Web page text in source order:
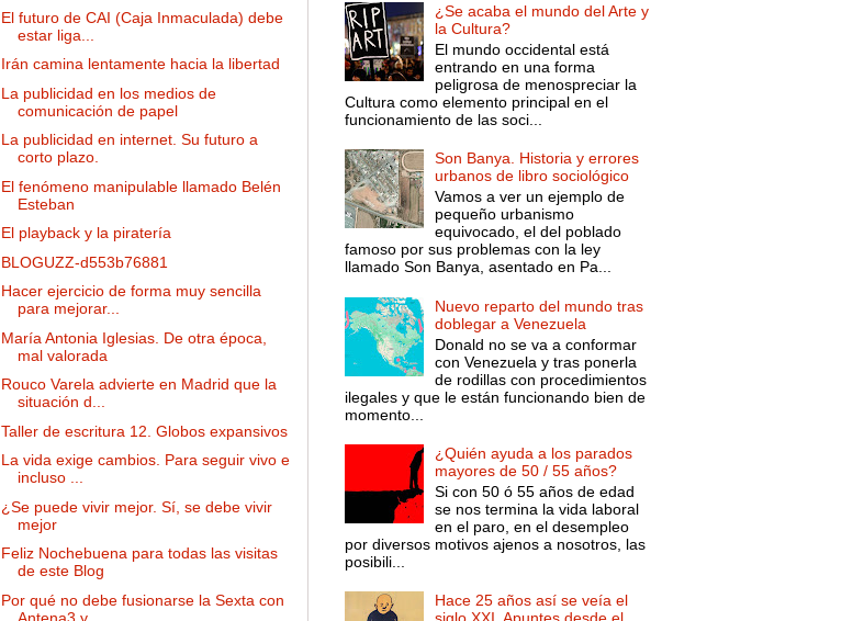
El futuro de CAI (Caja Inmaculada) debe
estar liga...
Irán camina lentamente hacia la libertad
La publicidad en los medios de
comunicación de papel
La publicidad en internet. Su futuro a
corto plazo.
El fenómeno manipulable llamado Belén
Esteban
El playback y la piratería
BLOGUZZ-d553b76881
Hacer ejercicio de forma muy sencilla
para mejorar...
María Antonia Iglesias. De otra época,
mal valorada
Rouco Varela advierte en Madrid que la
situación d...
Taller de escritura 12. Globos expansivos
La vida exige cambios. Para seguir vivo e
incluso ...
¿Se puede vivir mejor. Sí, se debe vivir
mejor
Feliz Nochebuena para todas las visitas
de este Blog
Por qué no debe fusionarse la Sexta con
Antena3 y ...
¿Se acaba el mundo del Arte y
la Cultura?
El mundo occidental está
entrando en una forma
peligrosa de menospreciar la
Cultura como elemento principal en el
funcionamiento de las soci...
Son Banya. Historia y errores
urbanos de libro sociológico
Vamos a ver un ejemplo de
pequeño urbanismo
equivocado, el del poblado
famoso por sus problemas con la ley
llamado Son Banya, asentado en Pa...
Nuevo reparto del mundo tras
doblegar a Venezuela
Donald no se va a conformar
con Venezuela y tras ponerla
de rodillas con procedimientos
ilegales y que le están funcionando bien de
momento...
¿Quién ayuda a los parados
mayores de 50 / 55 años?
Si con 50 ó 55 años de edad
se nos termina la vida laboral
en el paro, en el desempleo
por diversos motivos ajenos a nosotros, las
posibili...
Hace 25 años así se veía el